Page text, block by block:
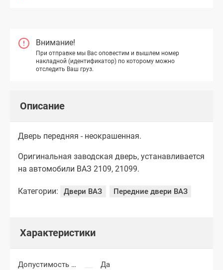
Внимание!
При отправке мы Вас оповестим и вышлем номер
накладной (идентификатор) по которому можно
отследить Ваш груз.
Описание
Дверь передняя - неокрашенная.
Оригинальная заводская дверь, устанавливается
на автомобили ВАЗ 2109, 21099.
Категории: Двери ВАЗ Передние двери ВАЗ
Характеристики
Допустимость мелких царапин
Да